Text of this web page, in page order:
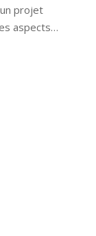
projet
aspects…